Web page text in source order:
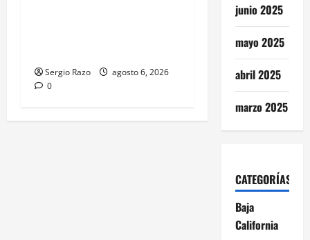
Sergio Razo
agosto 6, 2026
0
junio 2025
mayo 2025
abril 2025
marzo 2025
CATEGORÍAS
Baja
California